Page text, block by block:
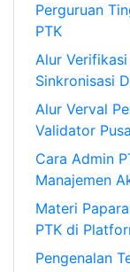
Perguruan
PTK
Alur
Sinkronisasi
Alur Verval
Validator
Cara Admin
Manajemen
Materi
PTK di
Pengenalan